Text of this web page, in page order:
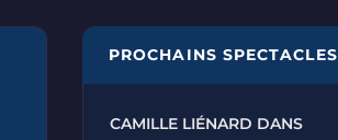
PROCHAINS SPECTACLES
CAMILLE LIÉNARD DANS